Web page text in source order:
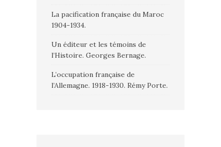
La pacification française du Maroc
1904-1934.
Un éditeur et les témoins de
l’Histoire. Georges Bernage.
L’occupation française de
l’Allemagne. 1918-1930. Rémy Porte.